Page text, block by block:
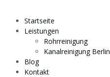
Startseite
Leistungen
Rohrreinigung
Kanalreinigung Berlin
Blog
Kontakt